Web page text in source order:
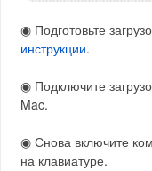
◉ Подготовьте
инструкции.
◉ Подключите
Mac.
◉ Снова включите
на клавиатуре.